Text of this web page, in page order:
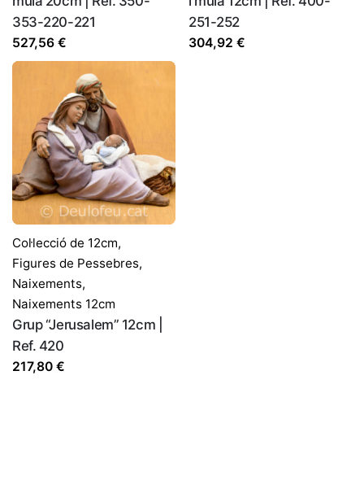
353-220-221
527,56 €
251-252
304,92 €
Col·lecció de 12cm,
Figures de Pessebres,
Naixements,
Naixements 12cm
Grup “Jerusalem” 12cm |
Ref. 420
217,80 €